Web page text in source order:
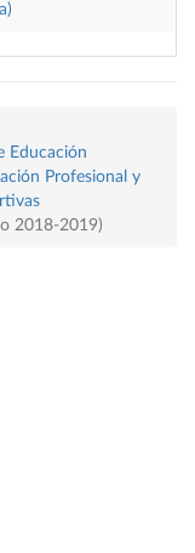
Educación
Profesional y
2018-2019)